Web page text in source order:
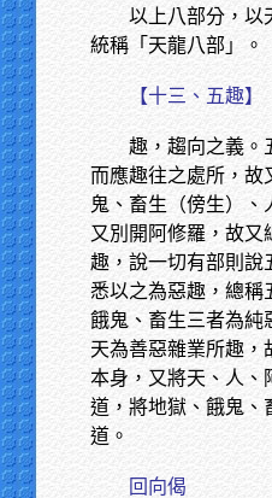
以上八部分，以
統稱「天龍八部」。
【十三、五趣】
趣，趨向之義。
而應趣往之處所，故
鬼、畜生（傍生）
又別開阿修羅，故又
趣，說一切有部則說
悉以之為惡趣，總稱
餓鬼、畜生三者為純
天為善惡雜業所趣，
本身，又將天、人、
道，將地獄、餓鬼、
道。
回向偈